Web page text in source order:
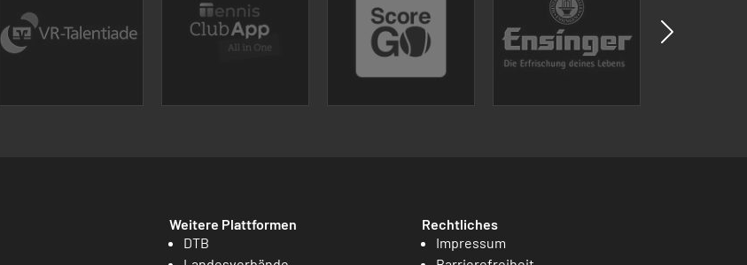
Weitere Plattformen
DTB
Rechtliches
Impressum